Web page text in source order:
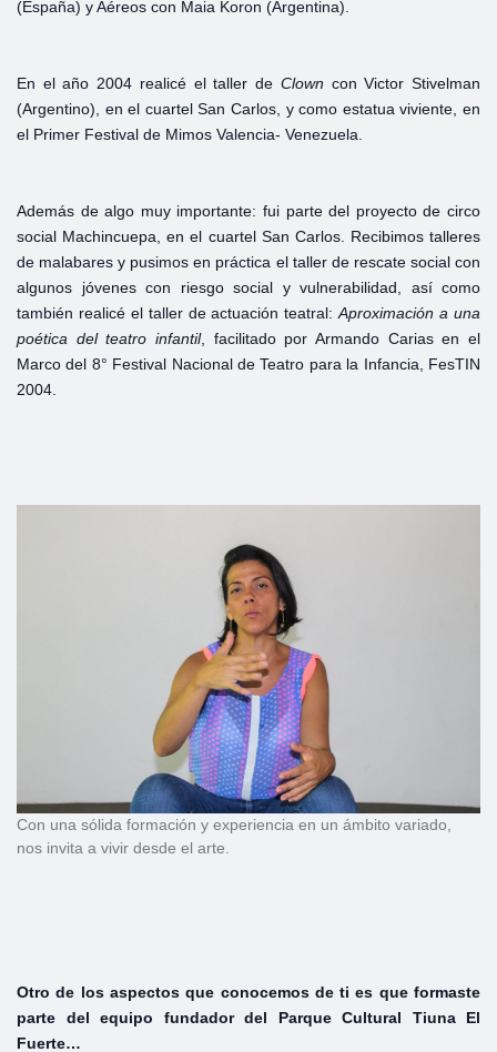
(España) y Aéreos con Maia Koron (Argentina).
En el año 2004 realicé el taller de Clown con Victor Stivelman
(Argentino), en el cuartel San Carlos, y como estatua viviente, en
el Primer Festival de Mimos Valencia- Venezuela.
Además de algo muy importante: fui parte del proyecto de circo
social Machincuepa, en el cuartel San Carlos. Recibimos talleres
de malabares y pusimos en práctica el taller de rescate social con
algunos jóvenes con riesgo social y vulnerabilidad, así como
también realicé el taller de actuación teatral:Aproximación a una
poética del teatro infantil, facilitado por Armando Carias en el
Marco del 8° Festival Nacional de Teatro para la Infancia, FesTIN
2004.
Con una sólida formación y experiencia en un ámbito variado,
nos invita a vivir desde el arte.
Otro de los aspectos que conocemos de ti es que formaste
parte del equipo fundador del Parque Cultural Tiuna El
Fuerte…